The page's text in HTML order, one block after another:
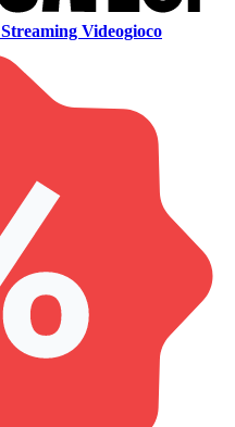
Streaming Videogioco